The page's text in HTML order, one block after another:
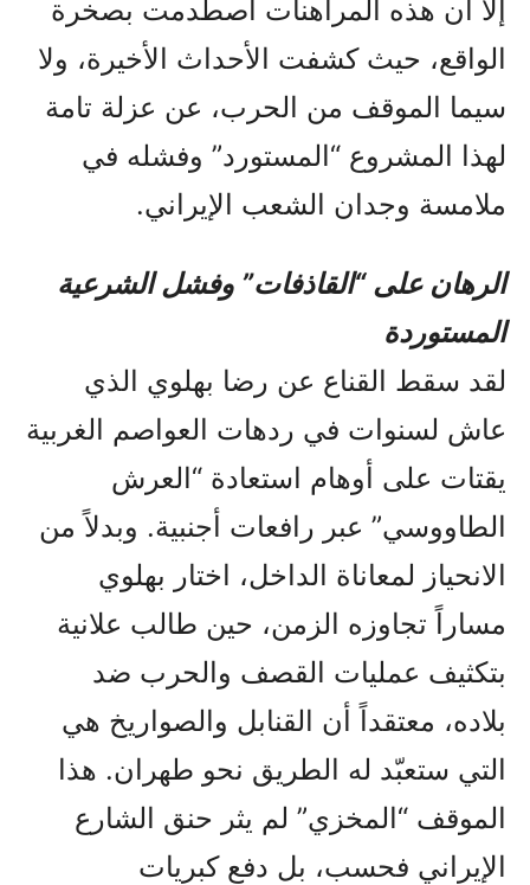
إلا أن هذه المراهنات اصطدمت بصخرة
الواقع، حيث كشفت الأحداث الأخيرة، ولا
سيما الموقف من الحرب، عن عزلة تامة
لهذا المشروع “المستورد” وفشله في
ملامسة وجدان الشعب الإيراني.
الرهان على “القاذفات” وفشل الشرعية
المستوردة
لقد سقط القناع عن رضا بهلوي الذي
عاش لسنوات في ردهات العواصم الغربية
يقتات على أوهام استعادة “العرش
الطاووسي” عبر رافعات أجنبية. وبدلاً من
الانحياز لمعاناة الداخل، اختار بهلوي
مساراً تجاوزه الزمن، حين طالب علانية
بتكثيف عمليات القصف والحرب ضد
بلاده، معتقداً أن القنابل والصواريخ هي
التي ستعبّد له الطريق نحو طهران. هذا
الموقف “المخزي” لم يثر حنق الشارع
الإيراني فحسب، بل دفع كبريات